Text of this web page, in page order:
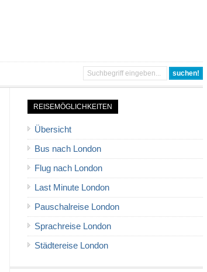
REISEMÖGLICHKEITEN
Übersicht
Bus nach London
Flug nach London
Last Minute London
Pauschalreise London
Sprachreise London
Städtereise London